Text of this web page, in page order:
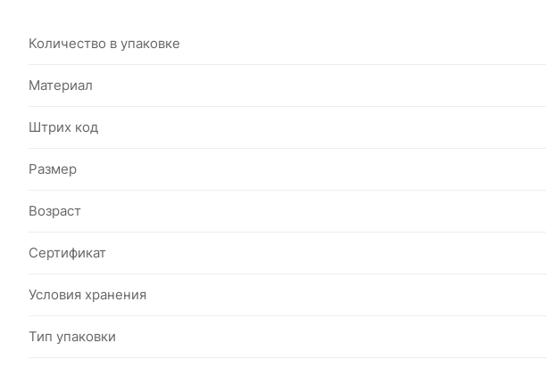
Количество в упаковке
Материал
Штрих код
Размер
Возраст
Сертификат
Условия хранения
Тип упаковки